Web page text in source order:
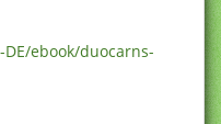
ebook/duocarns-